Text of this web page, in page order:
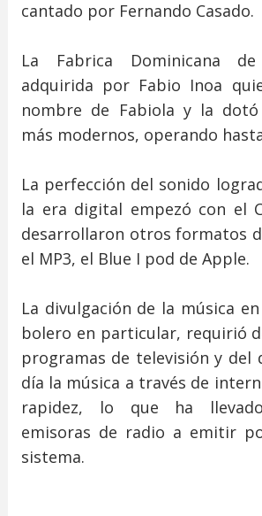
cantado por Fernando Casado.
La Fabrica Dominicana
adquirida por Fabio Inoa
nombre de Fabiola y la
más modernos, operando
La perfección del sonido
la era digital empezó con el
desarrollaron otros formatos
el MP3, el Blue I pod de Apple.
La divulgación de la música
bolero en particular, requirió
programas de televisión y del
día la música a través de
rapidez, lo que ha
emisoras de radio a emitir
sistema.